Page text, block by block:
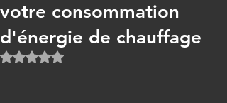
votre consommation
d'énergie de chauffage
Noté NaN étoiles sur 5.